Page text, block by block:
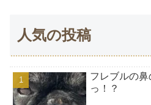
人気の投稿
フレブルの
っ！？